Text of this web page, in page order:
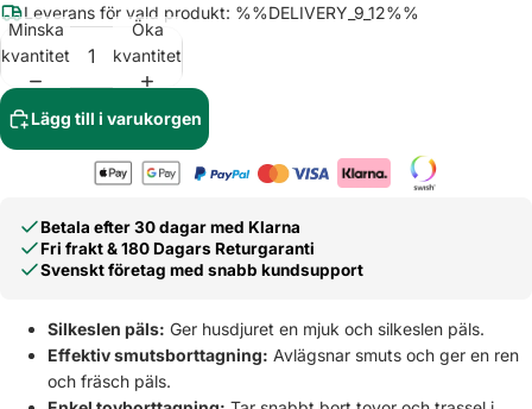
Leverans för vald produkt: %%DELIVERY_9_12%%
Minska
kvantitet
Öka
kvantitet
Lägg till i varukorgen
Betala efter 30 dagar med Klarna
Fri frakt & 180 Dagars Returgaranti
Svenskt företag med snabb kundsupport
Silkeslen päls: Ger husdjuret en mjuk och silkeslen päls.
Effektiv smutsborttagning: Avlägsnar smuts och ger en ren
och fräsch päls.